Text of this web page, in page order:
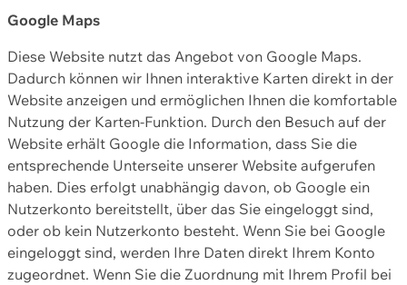
Google Maps
Diese Website nutzt das Angebot von Google Maps.
Dadurch können wir Ihnen interaktive Karten direkt in der
Website anzeigen und ermöglichen Ihnen die komfortable
Nutzung der Karten-Funktion. Durch den Besuch auf der
Website erhält Google die Information, dass Sie die
entsprechende Unterseite unserer Website aufgerufen
haben. Dies erfolgt unabhängig davon, ob Google ein
Nutzerkonto bereitstellt, über das Sie eingeloggt sind,
oder ob kein Nutzerkonto besteht. Wenn Sie bei Google
eingeloggt sind, werden Ihre Daten direkt Ihrem Konto
zugeordnet. Wenn Sie die Zuordnung mit Ihrem Profil bei